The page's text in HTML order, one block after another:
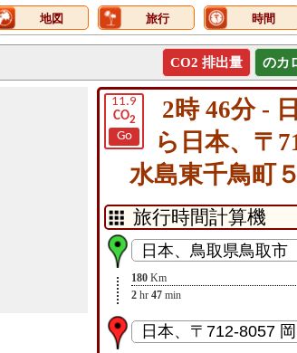
地図 旅行 時間
CO2 排出量 のカ
11.9
CO2
Go
2時 46分 -
ら日本、〒
水島東千鳥町
180 Km
2 hr 47 min